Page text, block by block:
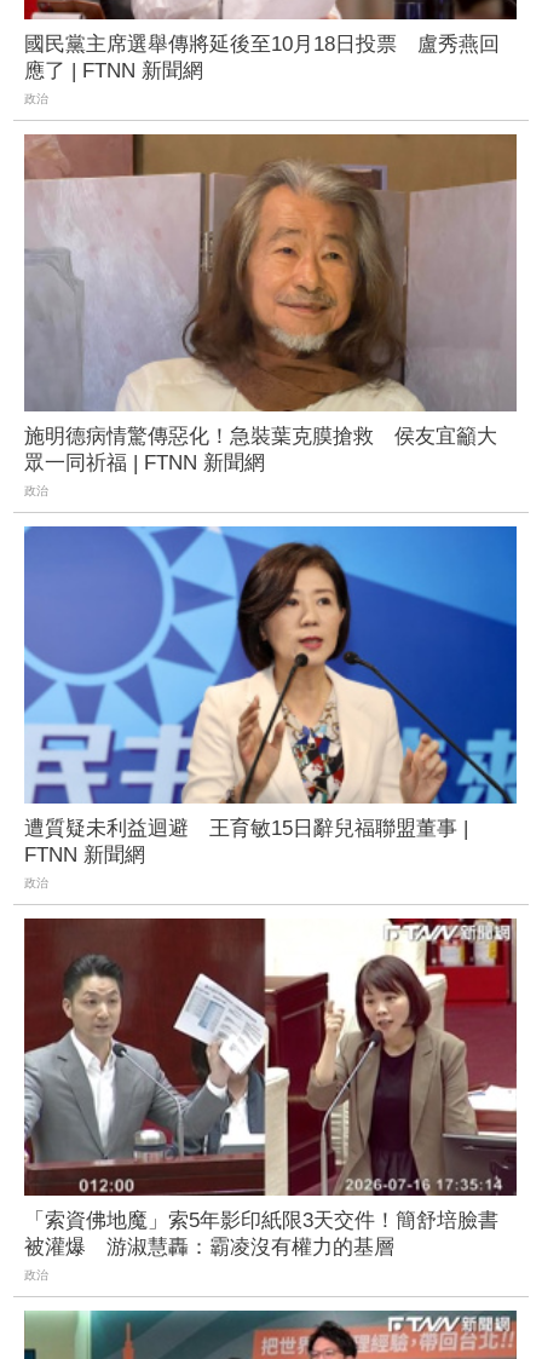
國民黨主席選舉傳將延後至10月18日投票 盧秀燕回
應了 | FTNN 新聞網
政治
施明德病情驚傳惡化！急裝葉克膜搶救 侯友宜籲大
眾一同祈福 | FTNN 新聞網
政治
遭質疑未利益迴避 王育敏15日辭兒福聯盟董事 |
FTNN 新聞網
政治
「索資佛地魔」索5年影印紙限3天交件！簡舒培臉書
被灌爆 游淑慧轟：霸凌沒有權力的基層
政治